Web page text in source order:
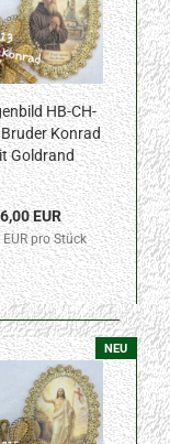
HB-CH-
Konrad
Goldrand
6,00 EUR
pro Stück
NEU